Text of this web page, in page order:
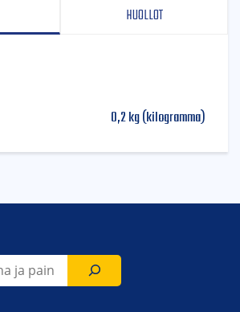
HUOLLOT
0,2 kg (kilogramma)